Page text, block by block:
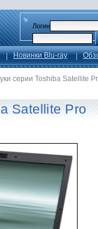
Логин
Новинки Blu-ray
серии Toshiba Satellite
Satellite Pro